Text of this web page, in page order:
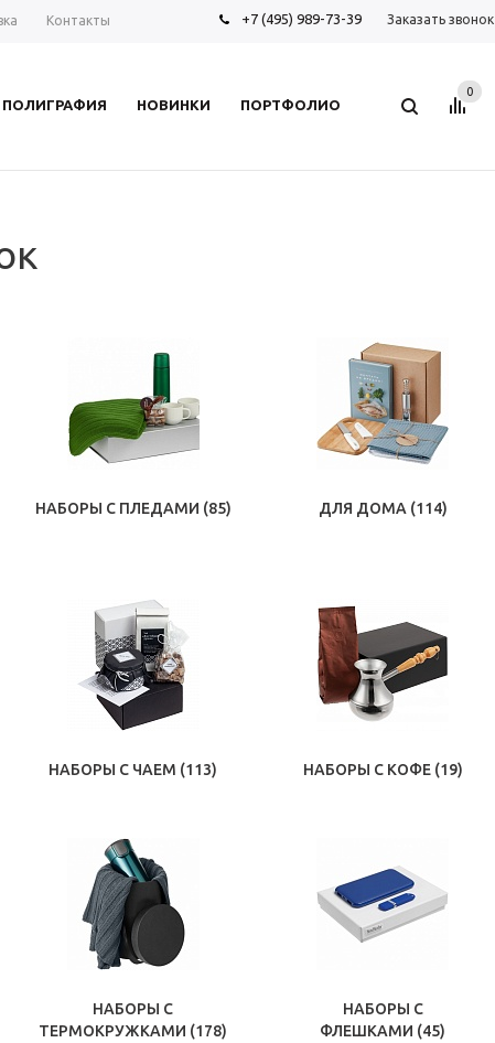
Контакты +7 (495) 989-73-39 Заказать звонок
ПОЛИГРАФИЯ НОВИНКИ ПОРТФОЛИО
0
НАБОРЫ С ПЛЕДАМИ (85) ДЛЯ ДОМА (114)
НАБОРЫ С ЧАЕМ (113) НАБОРЫ С КОФЕ (19)
НАБОРЫ С
ТЕРМОКРУЖКАМИ (178)
НАБОРЫ С
ФЛЕШКАМИ (45)